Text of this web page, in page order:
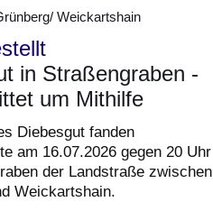
Weickartshain
in Straßengraben -
um Mithilfe
Diebesgut fanden
am 16.07.2026 gegen 20 Uhr
der Landstraße zwischen
Weickartshain.